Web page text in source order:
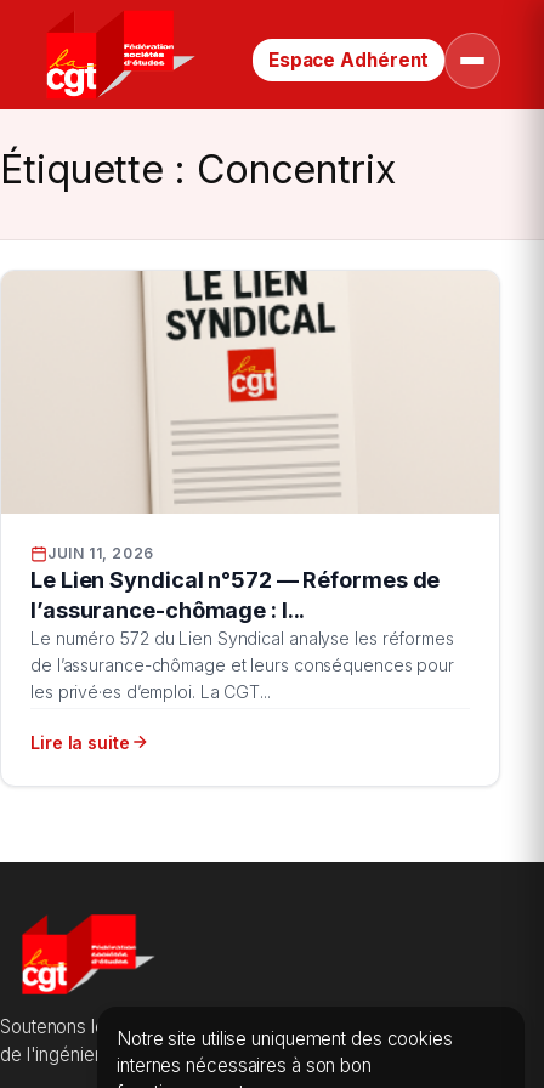
Retour
page
d’accueil
Espace Adhérent
Ouvrir
le
Étiquette : Concentrix
JUIN 11, 2026
Le Lien Syndical n°572 — Réformes de
l’assurance-chômage : l...
Le numéro 572 du Lien Syndical analyse les réformes
de l’assurance-chômage et leurs conséquences pour
les privé·es d’emploi. La CGT...
Lire la suite
Soutenons les salarié·es des sociétés d'études, du conseil et
de l'ingénierie.
Notre site utilise uniquement des cookies
internes nécessaires à son bon